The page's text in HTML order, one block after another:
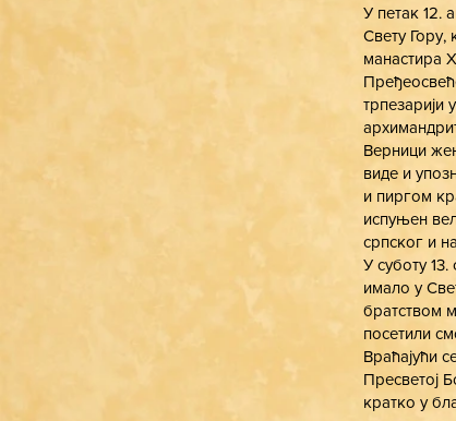
У петак 12.
Свету
манастира
трпезарији
Верници
виде и
и пиргом
испуњен
српског и
У суботу 13.
имало у
братством
посетили
Враћајући
Пресветој
кратко у